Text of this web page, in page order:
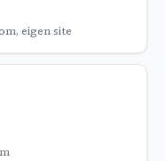
eigen site